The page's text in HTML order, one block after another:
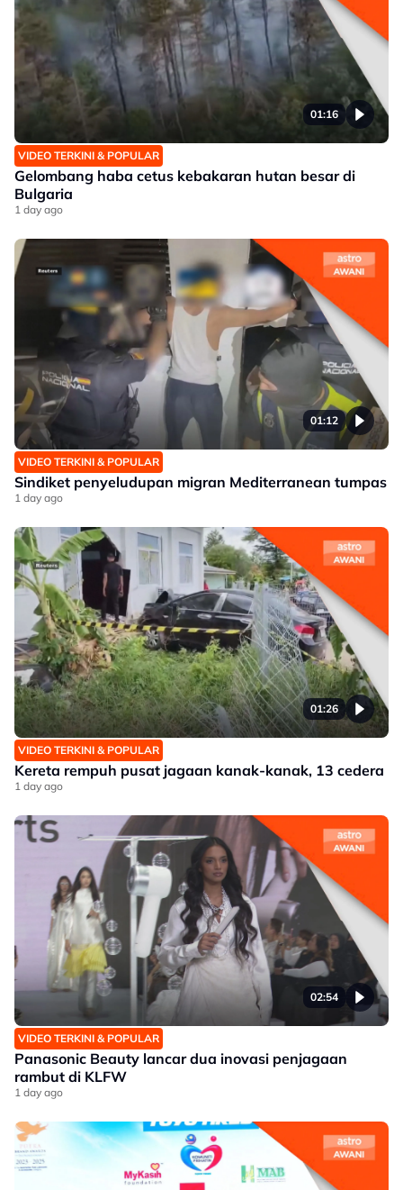
01:16
VIDEO TERKINI & POPULAR
Gelombang haba cetus kebakaran hutan besar di
Bulgaria
1 day ago
01:12
VIDEO TERKINI & POPULAR
Sindiket penyeludupan migran Mediterranean tumpas
1 day ago
01:26
VIDEO TERKINI & POPULAR
Kereta rempuh pusat jagaan kanak-kanak, 13 cedera
1 day ago
02:54
VIDEO TERKINI & POPULAR
Panasonic Beauty lancar dua inovasi penjagaan
rambut di KLFW
1 day ago